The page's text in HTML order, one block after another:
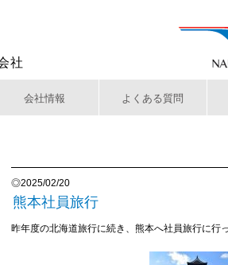
社
会社情報 よくある質問
◎2025/02/20
熊本社員旅行
昨年度の北海道旅行に続き、熊本へ社員旅行に行